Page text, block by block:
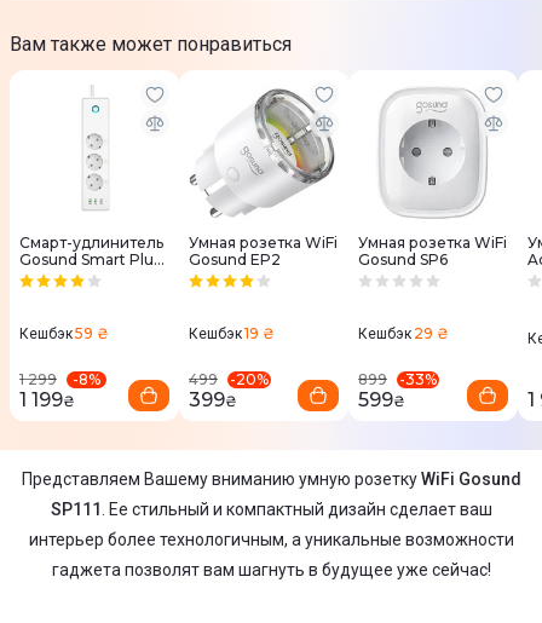
Вам также может понравиться
Смарт-удлинитель
Gosund Smart Plug
P1 White
Кешбэк59 ₴
1 299 -8%
1 199₴
Умная розетка WiFi
Gosund EP2
Кешбэк19 ₴
499 -20%
399₴
Умная розетка WiFi
Gosund SP6
Кешбэк 29 ₴
899 -33%
599₴ 1
Представляем Вашему вниманию умную розеткуWiFi Gosund
SP111
. Ее стильный и компактный дизайн сделает ваш
интерьер более технологичным, а уникальные возможности
гаджета позволят вам шагнуть в будущее уже сейчас!